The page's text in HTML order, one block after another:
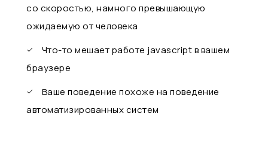
со скоростью, намного превышающую
ожидаемую от человека
Что-то мешает работе javascript в вашем
браузере
Ваше поведение похоже на поведение
автоматизированных систем